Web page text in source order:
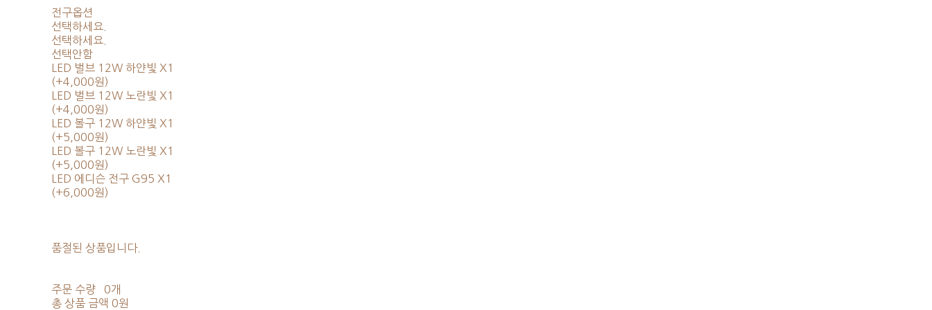
전구옵션
선택하세요.
선택하세요.
선택안함
LED 벌브 12W 하얀빛 X1
(+4,000원)
LED 벌브 12W 노란빛 X1
(+4,000원)
LED 볼구 12W 하얀빛 X1
(+5,000원)
LED 볼구 12W 노란빛 X1
(+5,000원)
LED 에디슨 전구 G95 X1
(+6,000원)
품절된 상품입니다.
주문 수량
0개
총 상품 금액 0원